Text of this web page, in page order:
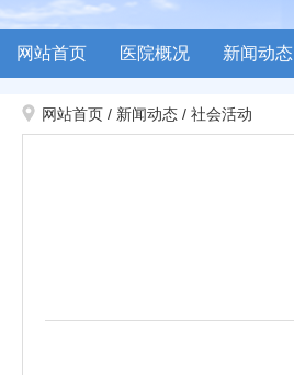
网站首页 医院概况 新闻动态
网站首页 / 新闻动态 / 社会活动